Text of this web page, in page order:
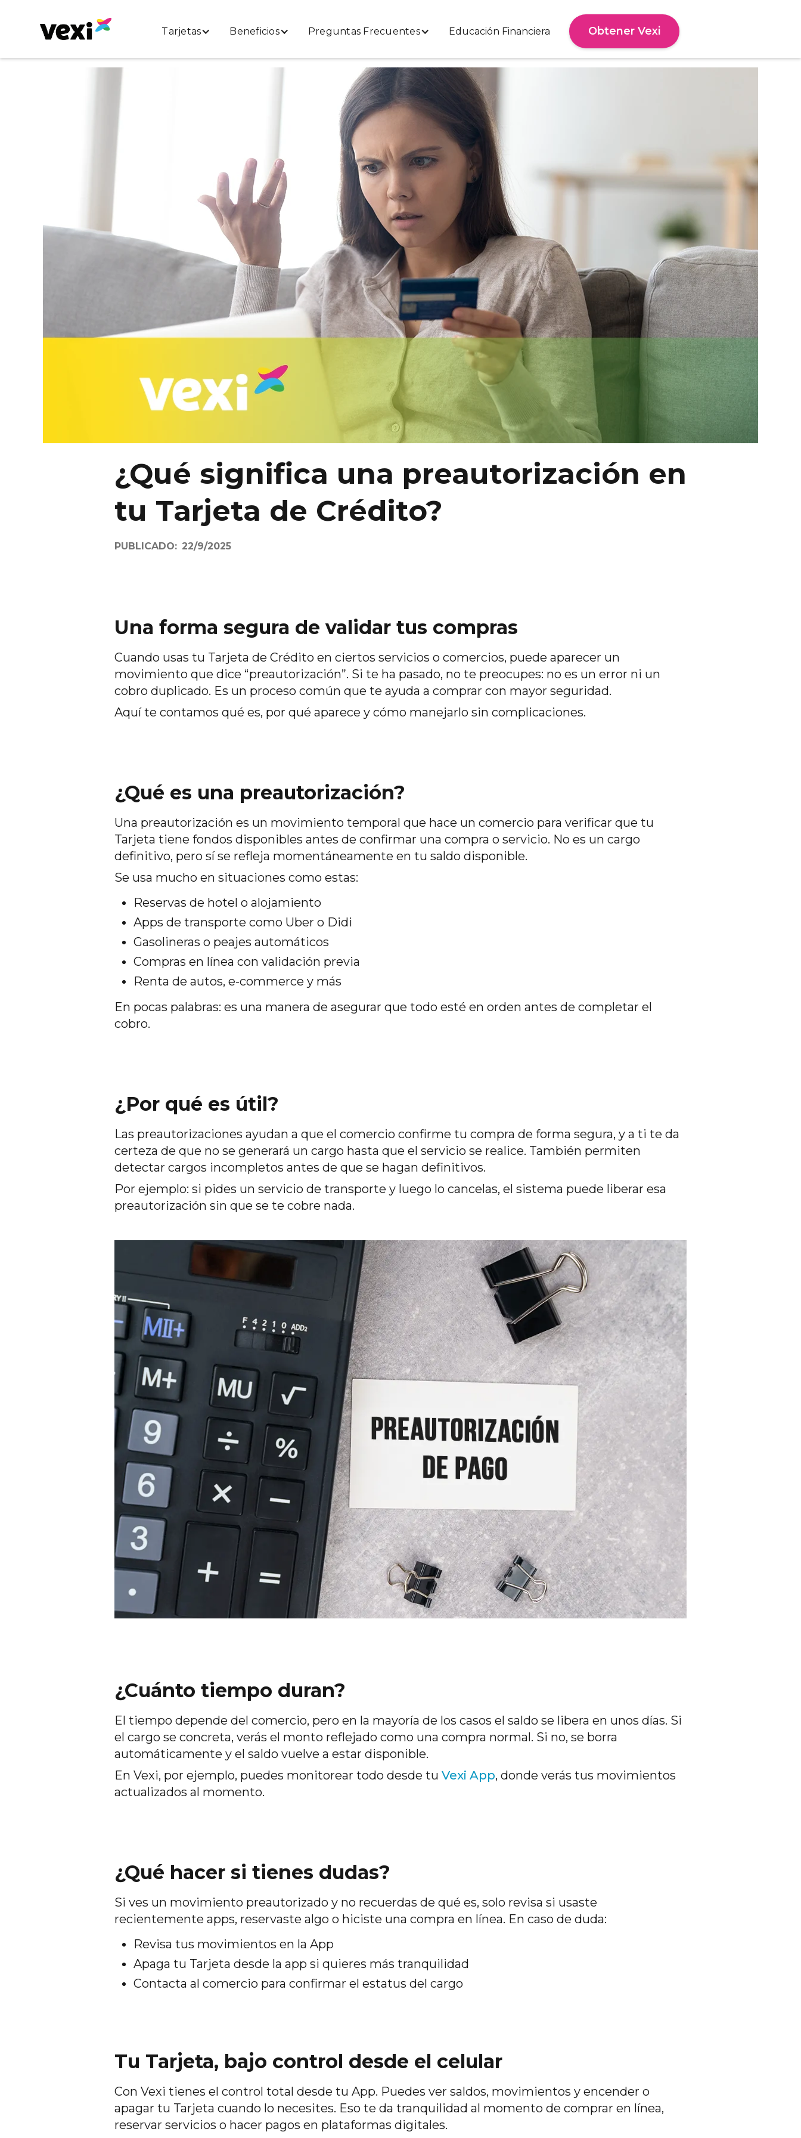
Tarjetas Beneficios Preguntas Frecuentes Educación Financiera Obtener Vexi
¿Qué significa una preautorización en
tu Tarjeta de Crédito?
PUBLICADO: 22/9/2025
Una forma segura de validar tus compras
Cuando usas tu Tarjeta de Crédito en ciertos servicios o comercios, puede aparecer un
movimiento que dice “preautorización”. Si te ha pasado, no te preocupes: no es un error ni un
cobro duplicado. Es un proceso común que te ayuda a comprar con mayor seguridad.
Aquí te contamos qué es, por qué aparece y cómo manejarlo sin complicaciones.
¿Qué es una preautorización?
Una preautorización es un movimiento temporal que hace un comercio para verificar que tu
Tarjeta tiene fondos disponibles antes de confirmar una compra o servicio. No es un cargo
definitivo, pero sí se refleja momentáneamente en tu saldo disponible.
Se usa mucho en situaciones como estas:
Reservas de hotel o alojamiento
Apps de transporte como Uber o Didi
Gasolineras o peajes automáticos
Compras en línea con validación previa
Renta de autos, e-commerce y más
En pocas palabras: es una manera de asegurar que todo esté en orden antes de completar el
cobro.
¿Por qué es útil?
Las preautorizaciones ayudan a que el comercio confirme tu compra de forma segura, y a ti te da
certeza de que no se generará un cargo hasta que el servicio se realice. También permiten
detectar cargos incompletos antes de que se hagan definitivos.
Por ejemplo: si pides un servicio de transporte y luego lo cancelas, el sistema puede liberar esa
preautorización sin que se te cobre nada.
¿Cuánto tiempo duran?
El tiempo depende del comercio, pero en la mayoría de los casos el saldo se libera en unos días. Si
el cargo se concreta, verás el monto reflejado como una compra normal. Si no, se borra
automáticamente y el saldo vuelve a estar disponible.
En Vexi, por ejemplo, puedes monitorear todo desde tu Vexi App, donde verás tus movimientos
actualizados al momento.
¿Qué hacer si tienes dudas?
Si ves un movimiento preautorizado y no recuerdas de qué es, solo revisa si usaste
recientemente apps, reservaste algo o hiciste una compra en línea. En caso de duda:
Revisa tus movimientos en la App
Apaga tu Tarjeta desde la app si quieres más tranquilidad
Contacta al comercio para confirmar el estatus del cargo
Tu Tarjeta, bajo control desde el celular
Con Vexi tienes el control total desde tu App. Puedes ver saldos, movimientos y encender o
apagar tu Tarjeta cuando lo necesites. Eso te da tranquilidad al momento de comprar en línea,
reservar servicios o hacer pagos en plataformas digitales.